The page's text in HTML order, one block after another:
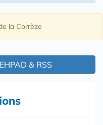
la Corrèze
& RSS